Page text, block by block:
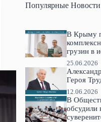
Популярные Новости
В Крыму
грузин в
25.06.2026
Героя
12.06.2026
В
обсудили